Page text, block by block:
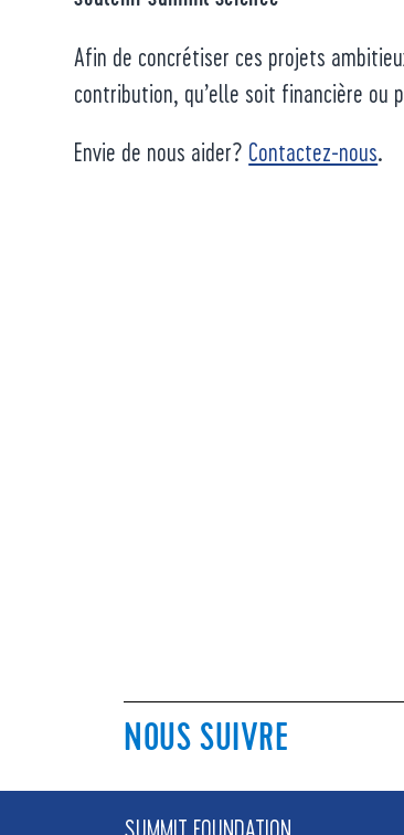
Afin de concrétiser ces projets
contribution, qu’elle soit financière ou
Envie de nous aider? Contactez-nous.
NOUS SUIVRE
SUMMIT FOUNDATION